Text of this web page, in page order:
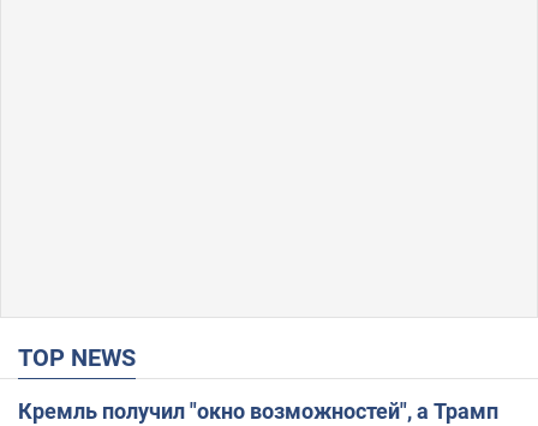
TOP NEWS
Кремль получил "окно возможностей", а Трамп